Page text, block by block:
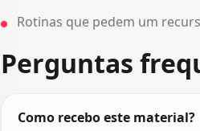
Rotinas que pedem um
Perguntas
Como recebo este material?